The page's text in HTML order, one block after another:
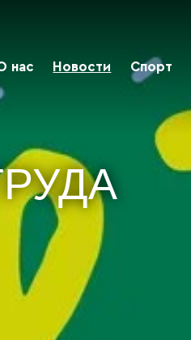
нас Новости Спорт